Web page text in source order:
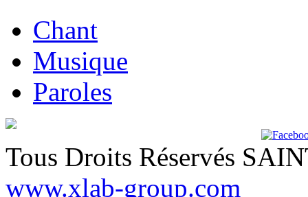
Chant
Musique
Paroles
Tous Droits Réservés
www.xlab-group.com